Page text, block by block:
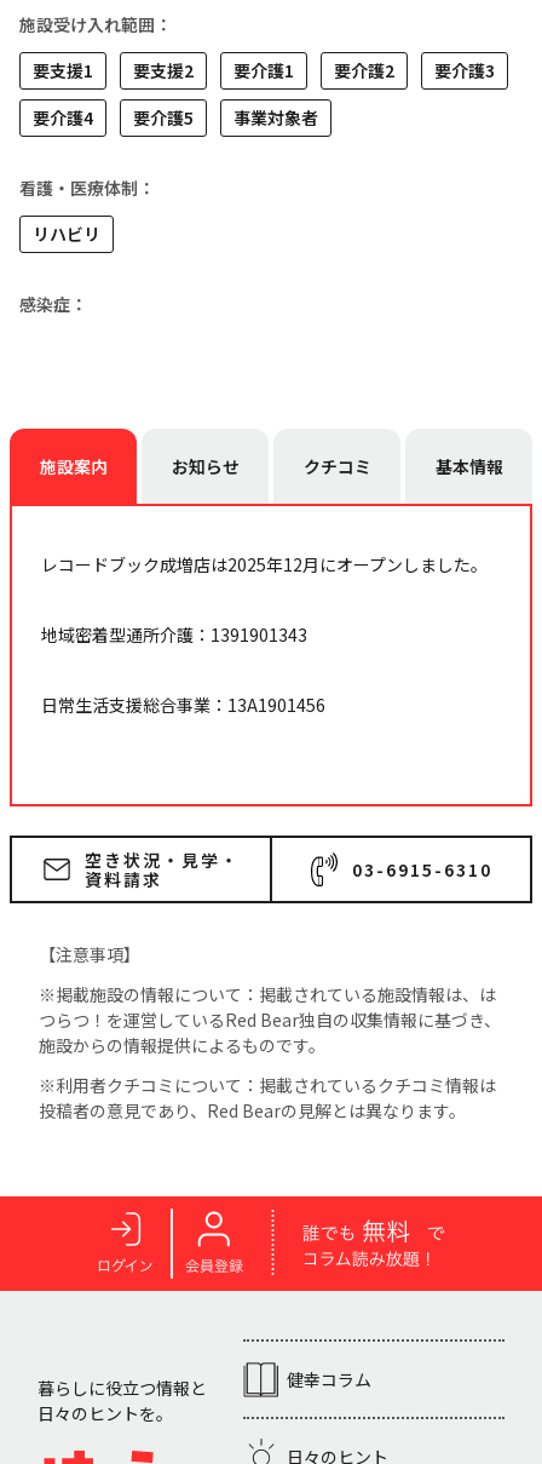
施設受け入れ範囲：
要支援1
要支援2 要介護1 要介護2
要介護3
要介護4
要介護5 事業対象者
看護・医療体制：
リハビリ
感染症：
施設案内 お知らせ クチコミ 基本情報
レコードブック成増店は2025年12月にオープンしました。
地域密着型通所介護：1391901343
日常生活支援総合事業：13A1901456
空き状況・見学・
資料請求
03-6915-6310
【注意事項】
※掲載施設の情報について：掲載されている施設情報は、は
つらつ！を運営しているRed Bear独自の収集情報に基づき、
施設からの情報提供によるものです。
※利用者クチコミについて：掲載されているクチコミ情報は
投稿者の意見であり、Red Bearの見解とは異なります。
暮らしに役立つ情報と
日々のヒントを。
健幸コラム
日々のヒント